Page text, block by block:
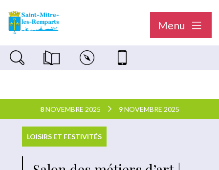
Menu
Recherche sur le siteMagazine municipal "Le Saint-Mitréen"
Carte interactiveNous contacter
8 NOVEMBRE 2025 9 NOVEMBRE 2025
LOISIRS ET FESTIVITÉS